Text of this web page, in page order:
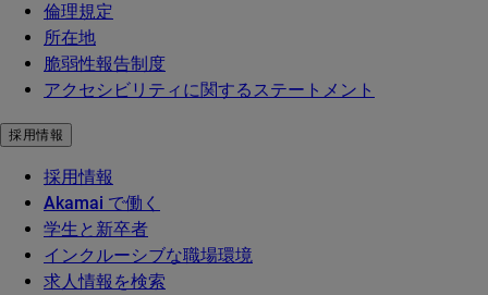
倫理規定
所在地
脆弱性報告制度
アクセシビリティに関するステートメント
採用情報
採用情報
Akamai で働く
学生と新卒者
インクルーシブな職場環境
求人情報を検索